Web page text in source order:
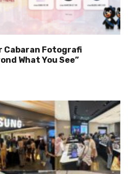
Cabaran Fotografi
What You See”